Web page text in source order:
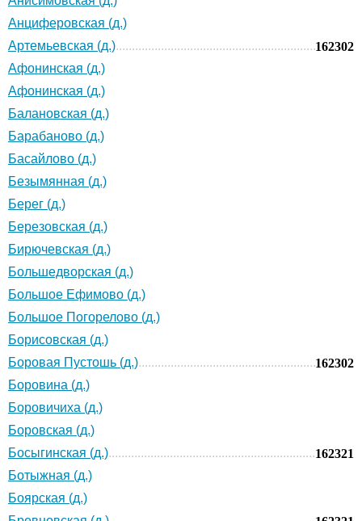
Анциферовская (д.)
Артемьевская (д.)
162302
Афонинская (д.)
Афонинская (д.)
Балановская (д.)
Барабаново (д.)
Басайлово (д.)
Безымянная (д.)
Берег (д.)
Березовская (д.)
Бирючевская (д.)
Большедворская (д.)
Большое Ефимово (д.)
Большое Погорелово (д.)
Борисовская (д.)
Боровая Пустошь (д.)
162302
Боровина (д.)
Боровичиха (д.)
Боровская (д.)
Босыгинская (д.)
162321
Ботыжная (д.)
Боярская (д.)